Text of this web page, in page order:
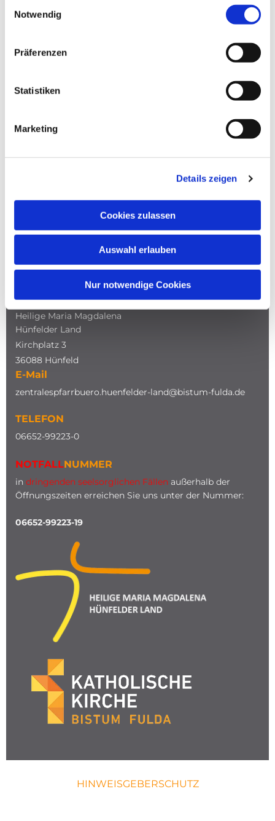
Notwendig
Präferenzen
Statistiken
Marketing
Details zeigen
Cookies zulassen
Auswahl erlauben
Nur notwendige Cookies
NAVIGATION
Katholische Kirche
Heilige Maria Magdalena
Hünfelder Land
Kirchplatz 3
36088 Hünfeld
E-Mail
zentralespfarrbuero.huenfelder-land@bistum-fulda.de
TELEFON
06652-99223-0
NOTFALLNUMMER
in dringenden seelsorglichen Fällen außerhalb der
Öffnungszeiten erreichen Sie uns unter der Nummer:
06652-99223-19
HINWEISGEBERSCHUTZ